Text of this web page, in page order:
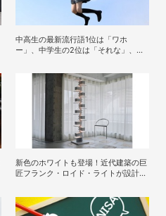
中高生の最新流行語1位は「ワホ
ー」、中学生の2位は「それな」、高
新色のホワイトも登場！近代建築の巨
匠フランク・ロイド・ライトが設計し